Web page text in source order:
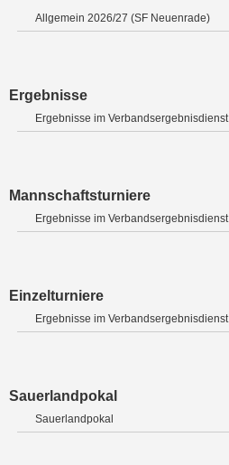
Allgemein 2026/27 (SF Neuenrade)
Ergebnisse
Ergebnisse im Verbandsergebnisdienst
Mannschaftsturniere
Ergebnisse im Verbandsergebnisdienst
Einzelturniere
Ergebnisse im Verbandsergebnisdienst
Sauerlandpokal
Sauerlandpokal